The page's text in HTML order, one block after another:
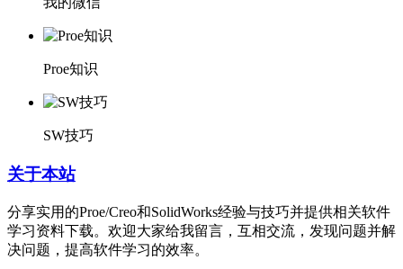
Proe知识
SW技巧
关于本站
分享实用的Proe/Creo和SolidWorks经验与技巧并提供相关软件
学习资料下载。欢迎大家给我留言，互相交流，发现问题并解
决问题，提高软件学习的效率。